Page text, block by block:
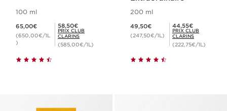
100 ml
65,00€
(650,00€/1L
)
Prix Club Clarins 58,50€
58,50€
PRIX CLUB
CLARINS
(585,00€/1L)
200 ml
49,50€
(247,50€/1L)
Prix Club Clarins 44,55€
44,55€
PRIX CLUB
CLARINS
(222,75€/1L)